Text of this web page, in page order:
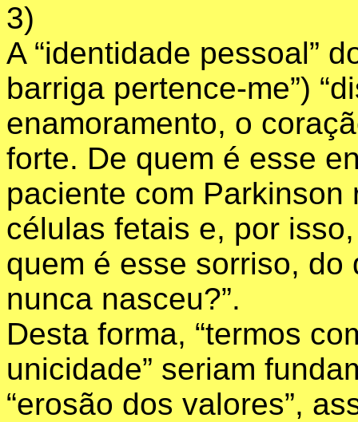
3)
A “identidade pessoal”
barriga pertence-me”)
enamoramento, o
forte. De quem é esse
paciente com
células fetais e, por
quem é esse sorriso,
nunca nasceu?”.
Desta forma, “termos
unicidade” seriam
“erosão dos valores”,